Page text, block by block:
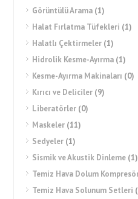
Görüntülü Arama (1)
Halat Fırlatma Tüfekleri (1)
Halatlı Çektirmeler (1)
Hidrolik Kesme-Ayırma (1)
Kesme-Ayırma Makinaları (0)
Kırıcı ve Deliciler (9)
Liberatörler (0)
Maskeler (11)
Sedyeler (1)
Sismik ve Akustik Dinleme (1)
Temiz Hava Dolum
Temiz Hava Solunum Setleri